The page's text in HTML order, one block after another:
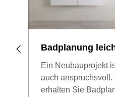
Badplanung
Ein Neubauprojekt
auch anspruchsvoll.
erhalten Sie